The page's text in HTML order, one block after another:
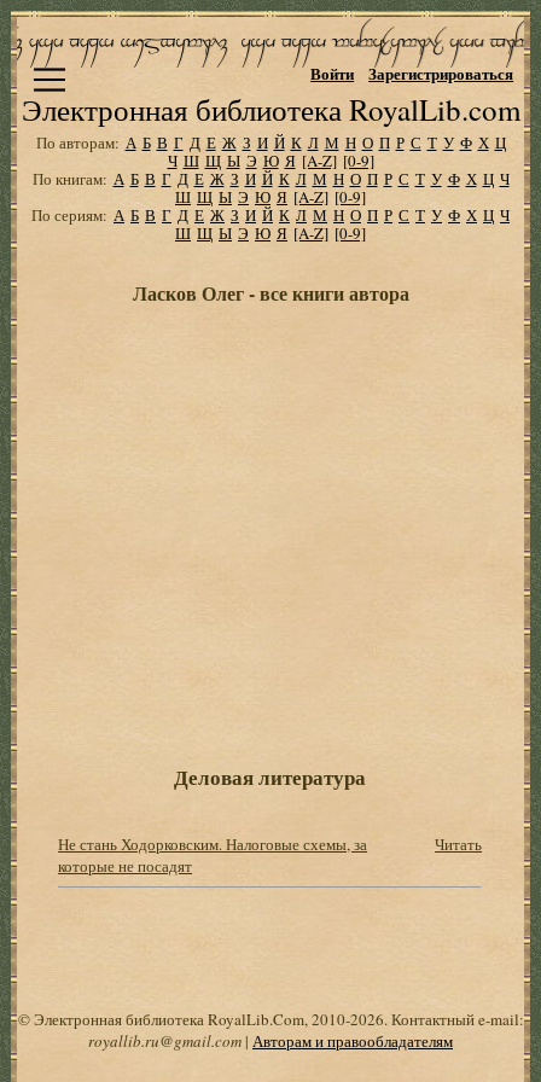
Электронная библиотека RoyalLib.com
Войти Зарегистрироваться
По авторам: А Б В Г Д Е Ж З И Й К Л М Н О П Р С Т У Ф Х Ц
Ч Ш Щ Ы Э Ю Я [A-Z] [0-9]
По книгам: А Б В Г Д Е Ж З И Й К Л М Н О П Р С Т У Ф Х Ц Ч
Ш Щ Ы Э Ю Я [A-Z] [0-9]
По сериям: А Б В Г Д Е Ж З И Й К Л М Н О П Р С Т У Ф Х Ц Ч
Ш Щ Ы Э Ю Я [A-Z] [0-9]
Ласков Олег - все книги автора
Деловая литература
Не стань Ходорковским. Налоговые схемы, за
которые не посадят
Читать
© Электронная библиотека RoyalLib.Com, 2010-2026. Контактный e-mail:
royallib.ru@gmail.com| Авторам и правообладателям